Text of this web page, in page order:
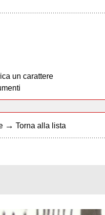
un carattere
→ Torna alla lista